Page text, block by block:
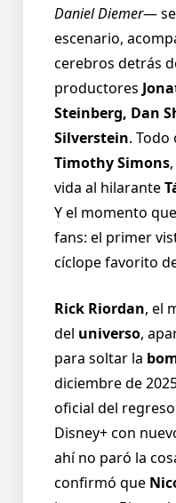
Daniel Diemer—
escenario,
cerebros detrás
productores
Steinberg, Dan
Silverstein.
Timothy Simons
vida al hilarante
Y el momento
fans: el primer
cíclope favorito
Rick Riordan, el
del universo,
para soltar la
diciembre de
oficial del
Disney+ con
ahí no paró la
confirmó que